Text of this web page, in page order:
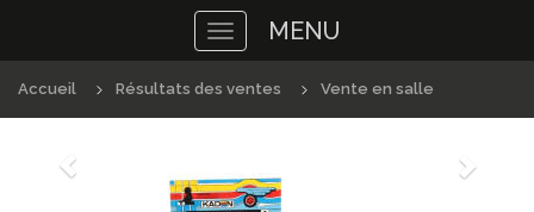
Toggle
navigation
MENU
Accueil Résultats des ventes Vente en salle
Précédént